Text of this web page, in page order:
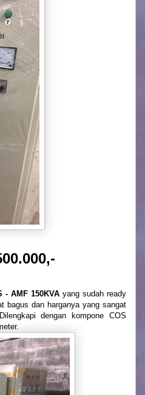
- AMF 150KVA yang sudah ready
bagus dan harganya yang sangat
dengan kompone COS